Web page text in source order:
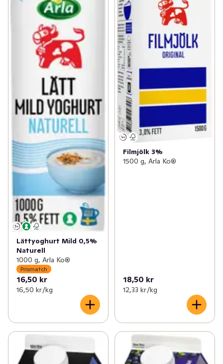
Lättyoghurt Mild 0,5%
Naturell
1000 g, Arla Ko®
Prismatch
16,50 kr
16,50 kr /kg
Filmjölk 3%
1500 g, Arla Ko®
18,50 kr
12,33 kr /kg